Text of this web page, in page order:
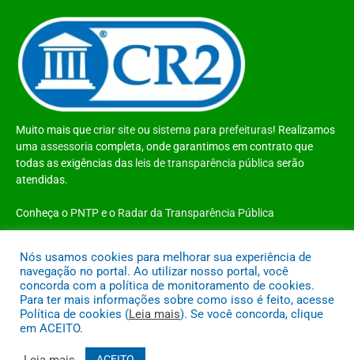
Muito mais quecriar siteou sistema para prefeituras! Realizamos
uma assessoria completa, onde garantimos em contrato que
todas as exigências das leis de transparência pública serão
atendidas.
Conheça o PNTPe o Radar da Transparência Pública
Todos os direitos reservados a Prefeitura Municipal de Santo Antônio do
Tauá
Acessar Área Administrativa
Nós usamos cookies para melhorar sua experiência de
navegação no portal. Ao utilizar nosso portal, você
concorda com a política de monitoramento de cookies.
Para ter mais informações sobre como isso é feito, acesse
Política de cookies (Leia mais). Se você concorda, clique
em ACEITO.